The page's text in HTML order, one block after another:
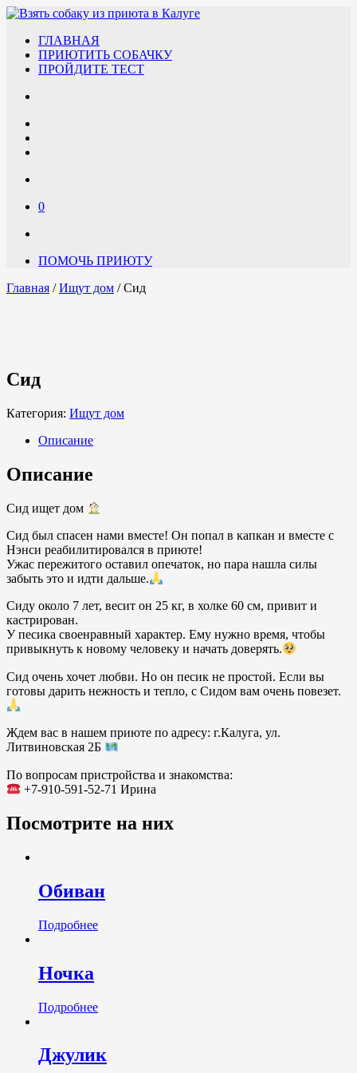
ГЛАВНАЯ
ПРИЮТИТЬ СОБАЧКУ
ПРОЙДИТЕ ТЕСТ
0
ПОМОЧЬ ПРИЮТУ
Главная /Ищут дом / Сид
Сид
Категория: Ищут дом
Описание
Описание
Сид ищет дом
Сид был спасен нами вместе! Он попал в капкан и вместе с
Нэнси реабилитировался в приюте!
Ужас пережитого оставил опечаток, но пара нашла силы
забыть это и идти дальше.
Сиду около 7 лет, весит он 25 кг, в холке 60 см, привит и
кастрирован.
У песика своенравный характер. Ему нужно время, чтобы
привыкнуть к новому человеку и начать доверять.
Сид очень хочет любви. Но он песик не простой. Если вы
готовы дарить нежность и тепло, с Сидом вам очень повезет.
Ждем вас в нашем приюте по адресу: г.Калуга, ул.
Литвиновская 2Б
По вопросам пристройства и знакомства:
+7-910-591-52-71 Ирина
Посмотрите на них
Обиван
Подробнее
Ночка
Подробнее
Джулик